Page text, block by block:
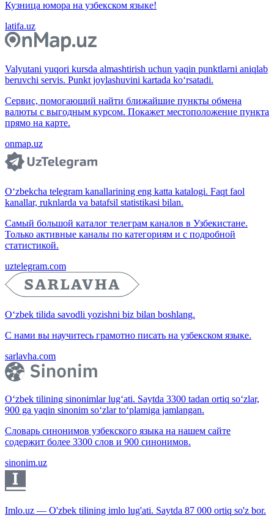
Кузница юмора на узбекском языке!
latifa.uz
Valyutani yuqori kursda almashtirish uchun yaqin punktlarni aniqlab
beruvchi servis. Punkt joylashuvini kartada ko‘rsatadi.
Сервис, помогающий найти ближайшие пункты обмена
валюты с выгодным курсом. Покажет местоположение пункта
прямо на карте.
onmap.uz
O‘zbekcha telegram kanallarining eng katta katalogi. Faqt faol
kanallar, ruknlarda va batafsil statistikasi bilan.
Самый большой каталог телеграм каналов в Узбекистане.
Только активные каналы по категориям и с подробной
статистикой.
uztelegram.com
O‘zbek tilida savodli yozishni biz bilan boshlang.
С нами вы научитесь грамотно писать на узбекском языке.
sarlavha.com
O‘zbek tilining sinonimlar lug‘ati. Saytda 3300 tadan ortiq so‘zlar,
900 ga yaqin sinonim so‘zlar to‘plamiga jamlangan.
Словарь синонимов узбекского языка на нашем сайте
содержит более 3300 слов и 900 синонимов.
sinonim.uz
Imlo.uz — O'zbek tilining imlo lug'ati. Saytda 87 000 ortiq so'z bor.